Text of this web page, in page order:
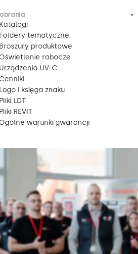
Katalogi
Foldery tematyczne
Broszury produktowe
robocze
Urządzenia UV-C
Logo i księga znaku
Pliki LDT
Pliki REVIT
warunki gwarancji